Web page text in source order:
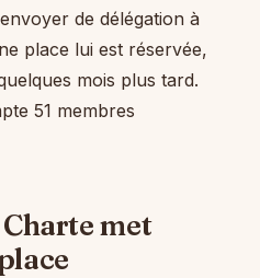
de délégation à
place lui est réservée,
mois plus tard.
51 membres
Charte met